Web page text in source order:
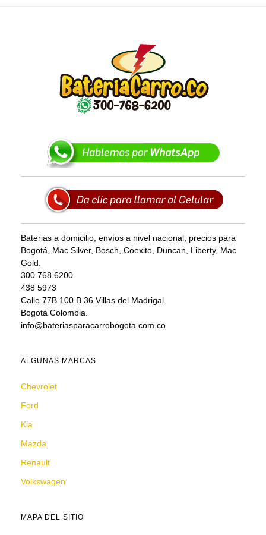
Baterias a domicilio, envíos a nivel nacional, precios para
Bogotá, Mac Silver, Bosch, Coexito, Duncan, Liberty, Mac
Gold.
300 768 6200
438 5973
Calle 77B 100 B 36 Villas del Madrigal.
Bogotá Colombia.
info@bateriasparacarrobogota.com.co
ALGUNAS MARCAS
Chevrolet
Ford
Kia
Mazda
Renault
Volkswagen
MAPA DEL SITIO